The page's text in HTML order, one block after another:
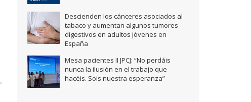
Descienden los cánceres asociados al
tabaco y aumentan algunos tumores
digestivos en adultos jóvenes en
España
Mesa pacientes II JPCJ: “No perdáis
nunca la ilusión en el trabajo que
hacéis. Sois nuestra esperanza”